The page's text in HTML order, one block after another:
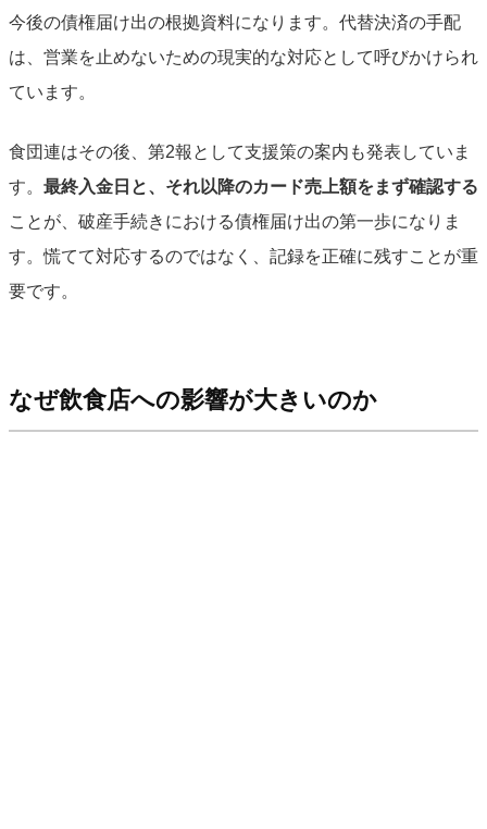
今後の債権届け出の根拠資料になります。代替決済の手配
は、営業を止めないための現実的な対応として呼びかけられ
ています。
食団連はその後、第2報として支援策の案内も発表していま
す。 最終入金日と、それ以降のカード売上額をまず確認する
ことが、破産手続きにおける債権届け出の第一歩になりま
す。慌てて対応するのではなく、記録を正確に残すことが重
要です。
なぜ飲食店への影響が大きいのか